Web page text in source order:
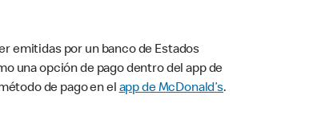
emitidas por un banco de Estados
una opción de pago dentro del app de
de pago en elapp de McDonald’s.